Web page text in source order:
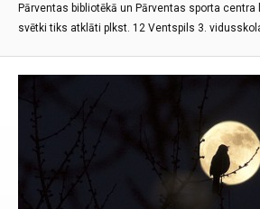
Pārventas bibliotēkā un Pārventas sporta centra
svētki tiks atklāti plkst. 12 Ventspils 3.